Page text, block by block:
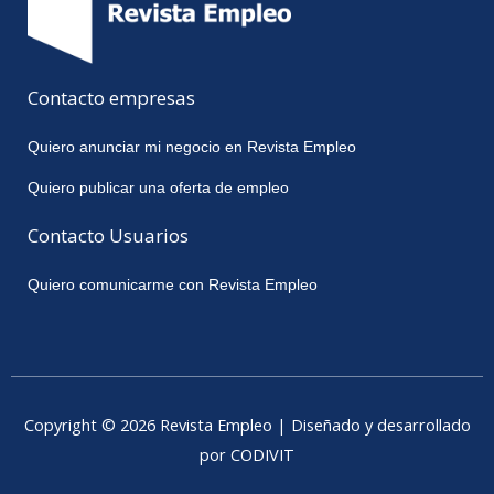
Contacto empresas
Quiero anunciar mi negocio en Revista Empleo
Quiero publicar una oferta de empleo
Contacto Usuarios
Quiero comunicarme con Revista Empleo
Copyright © 2026 Revista Empleo | Diseñado y desarrollado
por CODIVIT